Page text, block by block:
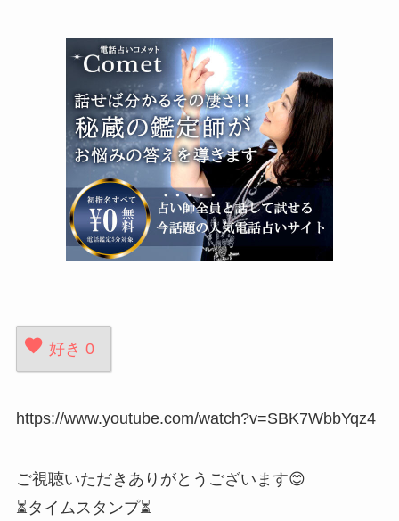
好き 0
https://www.youtube.com/watch?v=SBK7WbbYqz4
ご視聴いただきありがとうございます😊
⏳タイムスタンプ⏳